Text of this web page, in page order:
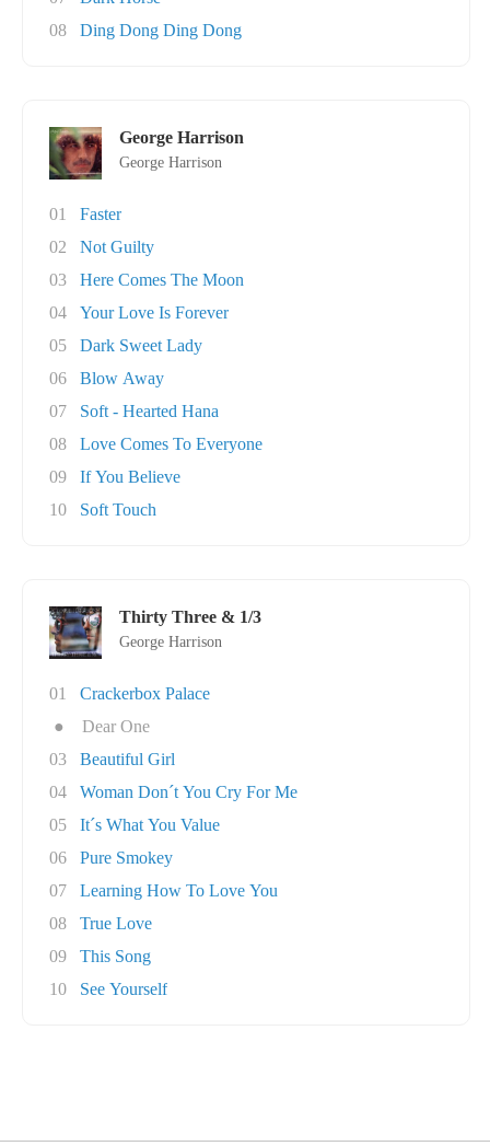
08
Ding Dong Ding Dong
George Harrison
George Harrison
01
Faster
02
Not Guilty
03
Here Comes The Moon
04
Your Love Is Forever
05
Dark Sweet Lady
06
Blow Away
07
Soft - Hearted Hana
08
Love Comes To Everyone
09
If You Believe
10
Soft Touch
Thirty Three & 1/3
George Harrison
01
Crackerbox Palace
●
Dear One
03
Beautiful Girl
04
Woman Don´t You Cry For Me
05
It´s What You Value
06
Pure Smokey
07
Learning How To Love You
08
True Love
09
This Song
10
See Yourself